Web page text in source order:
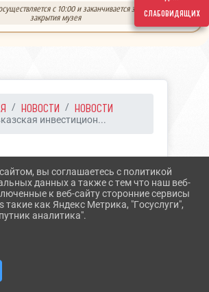
слабовидящих
с 10:00 и заканчивается за 30 минут до
закрытия музея
НОВОСТИ НОВОСТИ
инвестицион...
КАВКАЗСКАЯ
ВЫСТАВКА
вы соглашаетесь с политикой
данных а также с тем что наш веб-
к веб-сайту сторонние сервисы
такие как Яндекс Метрика, "Госуслуги",
аналитика".